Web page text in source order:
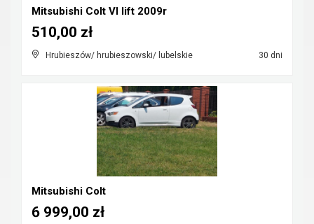
Mitsubishi Colt VI lift 2009r
Hrubieszów/ hrubieszowski/ lubelskie 30 dni
510,00 zł
Mitsubishi Colt
6 999,00 zł